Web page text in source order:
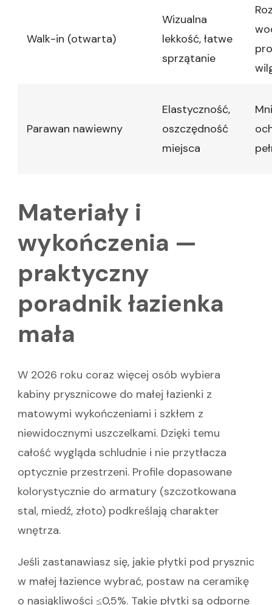
Walk-in (otwarta)
Wizualna
lekkość, łatwe
sprzątanie
Parawan nawiewny
Elastyczność,
oszczędność
miejsca
Materiały i
wykończenia —
praktyczny
poradnik łazienka
mała
W 2026 roku coraz więcej osób wybiera
kabiny prysznicowe do małej łazienki z
matowymi wykończeniami i szkłem z
niewidocznymi uszczelkami. Dzięki temu
całość wygląda schludnie i nie przytłacza
optycznie przestrzeni. Profile dopasowane
kolorystycznie do armatury (szczotkowana
stal, miedź, złoto) podkreślają charakter
wnętrza.
Jeśli zastanawiasz się, jakie płytki pod prysznic
w małej łazience wybrać, postaw na ceramikę
o nasiąkliwości ≤0,5%. Takie płytki są odporne